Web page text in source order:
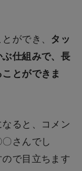
ができ、 タッ
仕組みで、長
とができま
ると、コメン
さんでし
で目立ちます